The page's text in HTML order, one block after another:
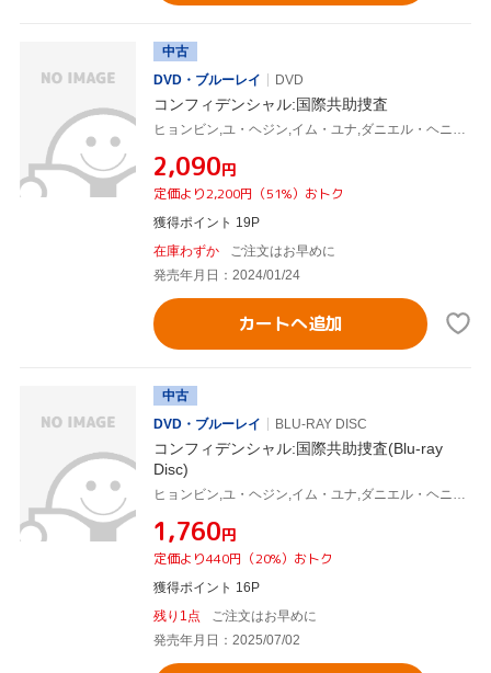
中古
DVD・ブルーレイ
DVD
コンフィデンシャル:国際共助捜査
¥2,090円
定価より2,200円（51%）おトク
獲得ポイント 19P
在庫わずか
ご注文はお早めに
発売年月日：2024/01/24
カートへ追加
中古
DVD・ブルーレイ
BLU-RAY DISC
コンフィデンシャル:国際共助捜査(Blu-ray
Disc)
¥1,760円
定価より440円（20%）おトク
獲得ポイント 16P
残り1点
ご注文はお早めに
発売年月日：2025/07/02